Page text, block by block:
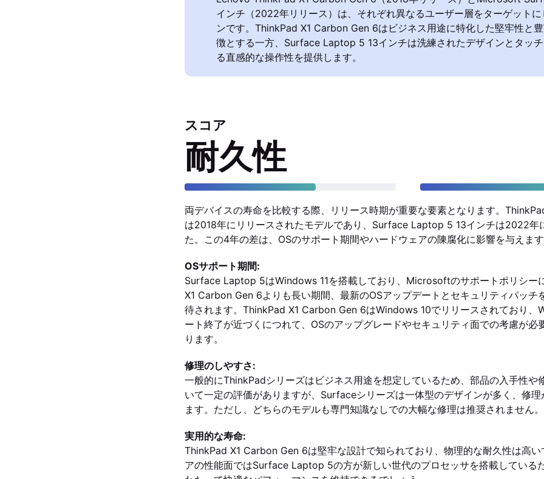
インチ（2022年リリース）は、それぞれ異なるユーザー層をターゲットに
ンです。ThinkPad X1 Carbon Gen 6はビジネス用途に特化した堅牢性と
徴とする一方、Surface Laptop 5 13インチは洗練されたデザインとタッ
る直感的な操作性を提供します。
スコア
耐久性
両デバイスの寿命を比較する際、リリース時期が重要な要素となります。
は2018年にリリースされたモデルであり、Surface Laptop 5 13インチは2022年
た。この4年の差は、OSのサポート期間やハードウェアの陳腐化に影響を与えます
OSサポート期間:
Surface Laptop 5はWindows 11を搭載しており、Microsoftのサポートポリシー
X1 Carbon Gen 6よりも長い期間、最新のOSアップデートとセキュリティパッチ
待されます。ThinkPad X1 Carbon Gen 6はWindows 10でリリースされており、
ート終了が近づくにつれて、OSのアップグレードやセキュリティ面での考慮が必
ります。
修理のしやすさ:
一般的にThinkPadシリーズはビジネス用途を想定しているため、部品の入手性や
いて一定の評価がありますが、Surfaceシリーズは一体型のデザインが多く、修理
ます。ただし、どちらのモデルも専門知識なしでの大幅な修理は推奨されません。
実用的な寿命:
ThinkPad X1 Carbon Gen 6は堅牢な設計で知られており、物理的な耐久性は高い
アの性能面ではSurface Laptop 5の方が新しい世代のプロセッサを搭載している